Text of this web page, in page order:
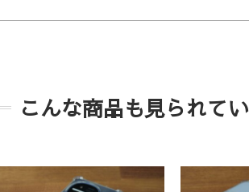
こんな商品も見られて